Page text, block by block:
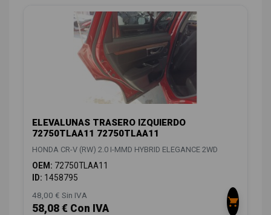
ELEVALUNAS TRASERO IZQUIERDO
72750TLAA11 72750TLAA11
HONDA CR-V (RW) 2.0 I-MMD HYBRID ELEGANCE 2WD
OEM: 72750TLAA11
ID: 1458795
48,00 € Sin IVA
58,08 € Con IVA